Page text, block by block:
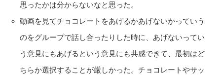
思ったかは分からないなと思った。
動画を見てチョコレートをあげるかあげないかっていう
のをグループで話し合ったりした時に、あげないってい
う意見にもあげるという意見にも共感できて、最初はど
ちらか選択することが厳しかった。チョコレートやサッ